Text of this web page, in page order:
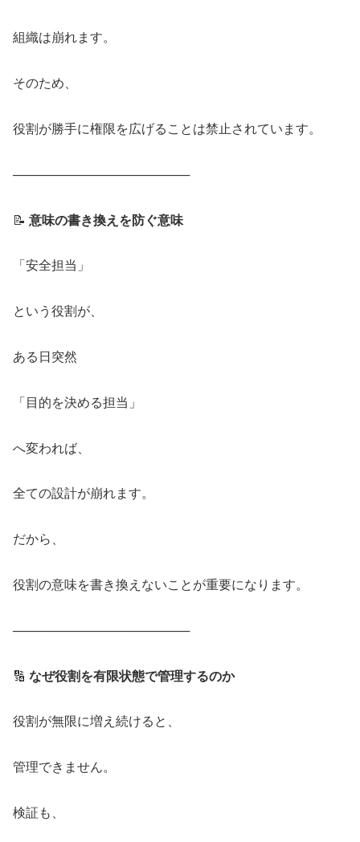
組織は崩れます。
そのため、
役割が勝手に権限を広げることは禁止されています。
────────────────────
📝 意味の書き換えを防ぐ意味
「安全担当」
という役割が、
ある日突然
「目的を決める担当」
へ変われば、
全ての設計が崩れます。
だから、
役割の意味を書き換えないことが重要になります。
────────────────────
🔢 なぜ役割を有限状態で管理するのか
役割が無限に増え続けると、
管理できません。
検証も、